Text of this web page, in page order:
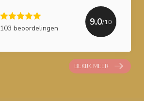
103 beoordelingen
9.0/10
BEKIJK MEER